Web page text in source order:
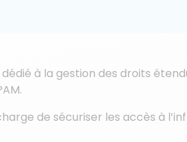
à la gestion des droits
de sécuriser les accès à